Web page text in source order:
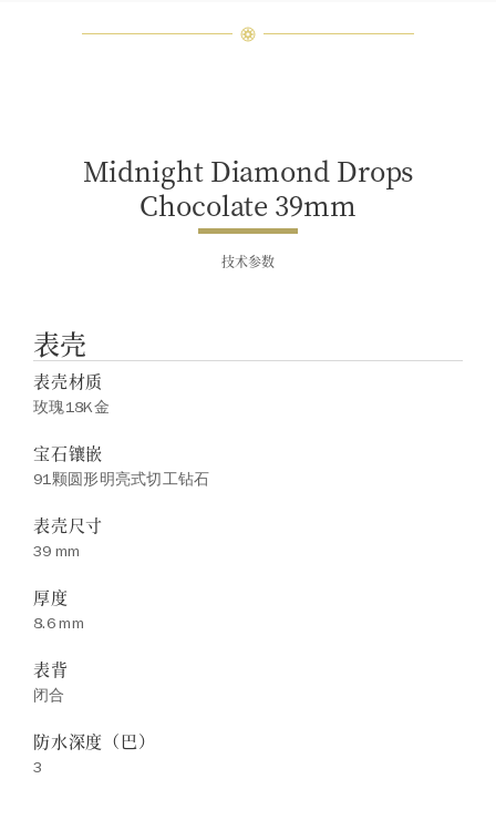
Midnight Diamond Drops
Chocolate 39mm
技术参数
表壳
表壳材质
玫瑰18K金
宝石镶嵌
91颗圆形明亮式切工钻石
表壳尺寸
39 mm
厚度
8.6 mm
表背
闭合
防水深度（巴）
3